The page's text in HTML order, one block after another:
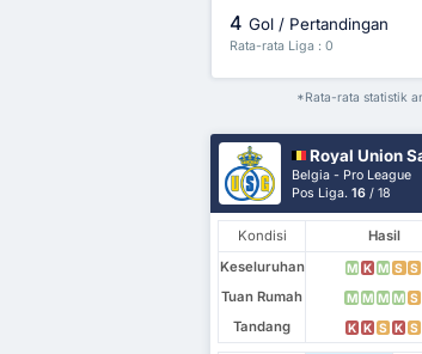
4 Gol / Pertandingan
Rata-rata Liga : 0
*Rata-rata statistik
Royal Union
Belgia - Pro League
Pos Liga.16 / 18
Kondisi Hasil
Keseluruhan
M K M S S
Tuan Rumah
M M M M S
Tandang
K K S K S